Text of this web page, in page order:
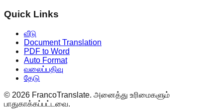
Quick Links
வீடு
Document Translation
PDF to Word
Auto Format
வலைப்பதிவு
தேடு
© 2026 FrancoTranslate. அனைத்து உரிமைகளும்
பாதுகாக்கப்பட்டவை.